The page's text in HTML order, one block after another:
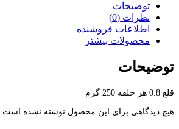
توضیحات
نظرات (0)
اطلاعات فروشنده
محصولات بیشتر
توضیحات
قلع 0.8 هر حلقه 250 گرم
هیچ دیدگاهی برای این محصول نوشته نشده است.